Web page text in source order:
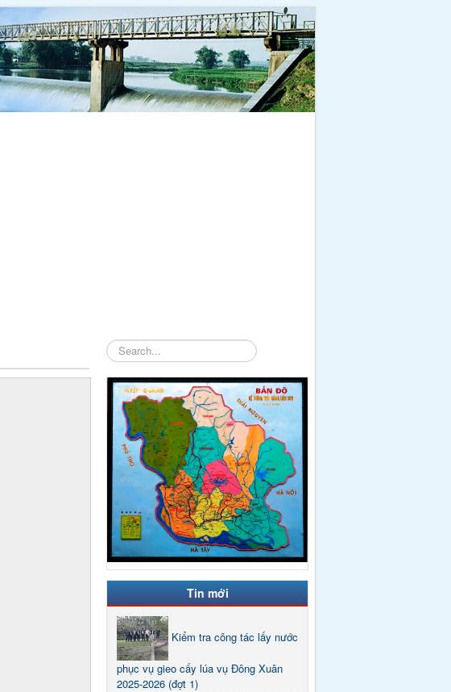
Tìm
kiếm
Tin mới
Kiểm tra công tác lấy nước
phục vụ gieo cấy lúa vụ Đông Xuân
2025-2026 (đợt 1)